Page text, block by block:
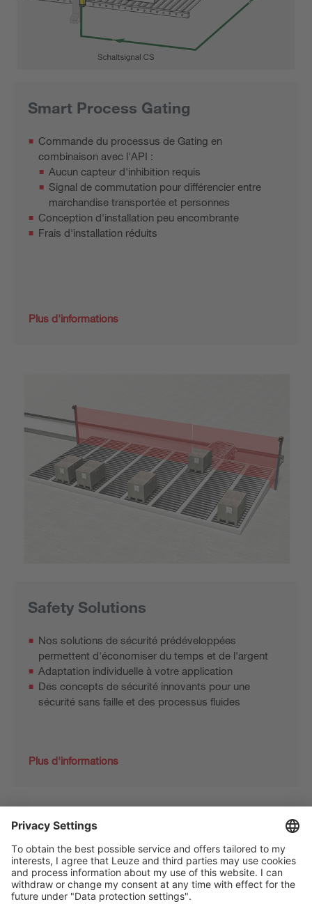
Smart Process Gating
Commande du processus de Gating en
combinaison avec l'API :
Aucun capteur d'inhibition requis
Signal de commutation pour différencier entre
marchandise transportée et personnes
Conception d'installation peu encombrante
Frais d'installation réduits
Plus d'informations
Safety Solutions
Nos solutions de sécurité prédéveloppées
permettent d'économiser du temps et de l'argent
Adaptation individuelle à votre application
Des concepts de sécurité innovants pour une
sécurité sans faille et des processus fluides
Plus d'informations
The Sensor People
Quick links